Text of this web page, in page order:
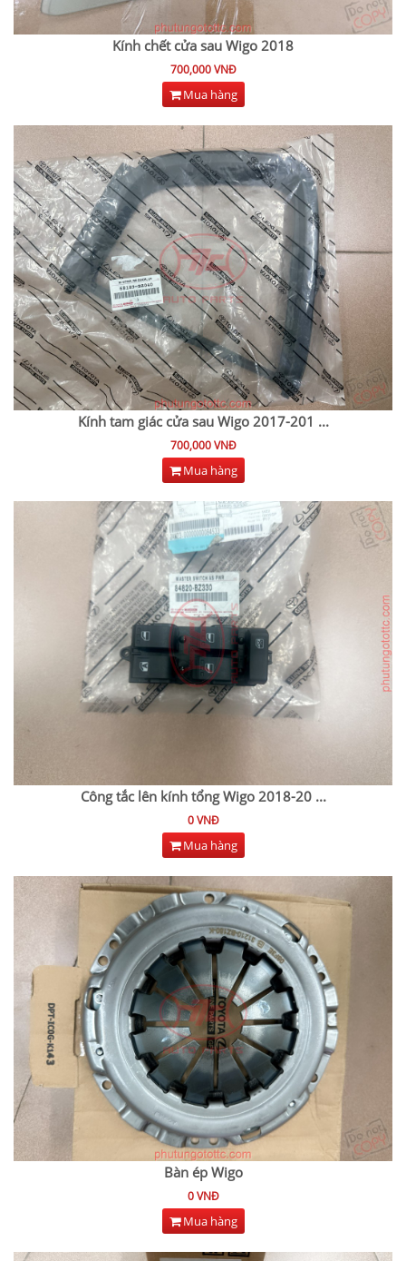
Kính chết cửa sau Wigo 2018
700,000 VNĐ
Mua hàng
Kính tam giác cửa sau Wigo 2017-201 ...
700,000 VNĐ
Mua hàng
Công tắc lên kính tổng Wigo 2018-20...
0 VNĐ
Mua hàng
Bàn ép Wigo
0 VNĐ
Mua hàng